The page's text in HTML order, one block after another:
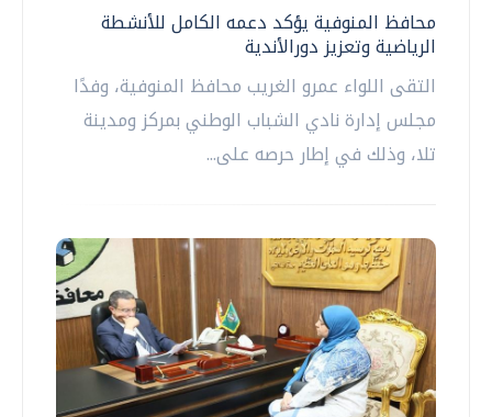
محافظ المنوفية يؤكد دعمه الكامل للأنشطة
الرياضية وتعزيز دورالأندية
التقى اللواء عمرو الغريب محافظ المنوفية، وفدًا
مجلس إدارة نادي الشباب الوطني بمركز ومدينة
تلا، وذلك في إطار حرصه على...